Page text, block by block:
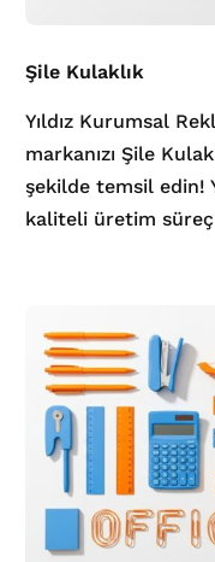
Şile Kulaklık
Yıldız Kurumsal
markanızı Şile
şekilde temsil edin!
kaliteli üretim